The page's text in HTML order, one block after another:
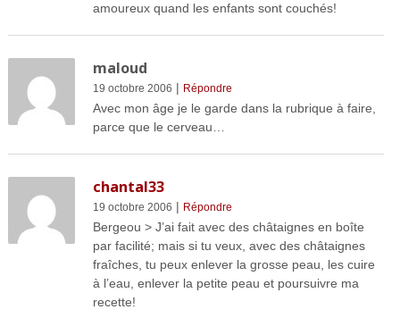
amoureux quand les enfants sont couchés!
maloud
19 octobre 2006 | Répondre
Avec mon âge je le garde dans la rubrique à faire,
parce que le cerveau…
chantal33
19 octobre 2006 | Répondre
Bergeou > J’ai fait avec des châtaignes en boîte
par facilité; mais si tu veux, avec des châtaignes
fraîches, tu peux enlever la grosse peau, les cuire
à l’eau, enlever la petite peau et poursuivre ma
recette!